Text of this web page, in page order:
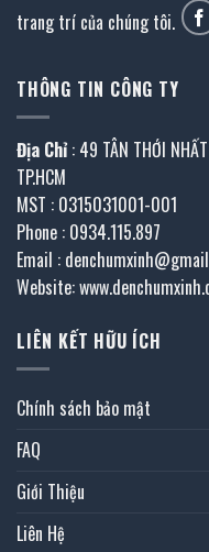
trang trí của chúng tôi.
THÔNG TIN CÔNG TY
Địa Chỉ : 49 TÂN THỚI
TP.HCM
MST : 0315031001-001
Phone : 0934.115.897
Email :
Website:
LIÊN KẾT HỮU ÍCH
Chính sách bảo mật
FAQ
Giới Thiệu
Liên Hệ